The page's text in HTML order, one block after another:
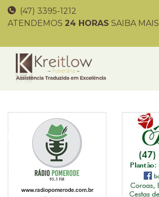
(47) 3395-1212
ATENDEMOS 24 HORAS SAIBA MAIS